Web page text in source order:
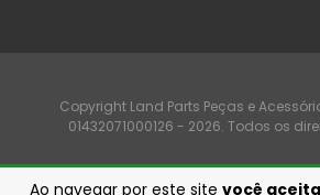
Ao navegar por este site você
Copyright Land Parts Peças e
01432071000126 - 2026. Todos os